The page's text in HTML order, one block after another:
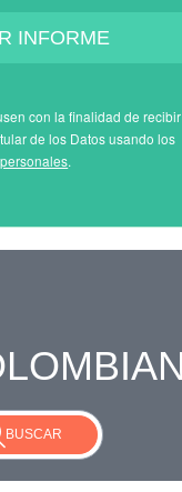
INFORME
con la finalidad de recibir
de los Datos usando los
.
BUSCAR